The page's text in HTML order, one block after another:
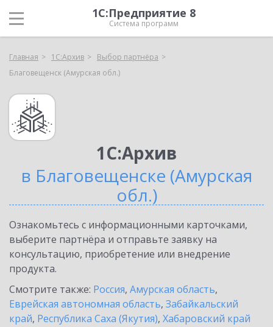
1С:Предприятие 8
Система программ
Главная 1С:Архив
Выбор партнёра
Благовещенск (Амурская обл.)
1С:Архив
в Благовещенске (Амурская
обл.)
Ознакомьтесь с информационными карточками,
выберите партнёра и отправьте заявку на
консультацию, приобретение или внедрение
продукта.
Смотрите также: Россия, Амурская область,
Еврейская автономная область, Забайкальский
край, Республика Саха (Якутия), Хабаровский край